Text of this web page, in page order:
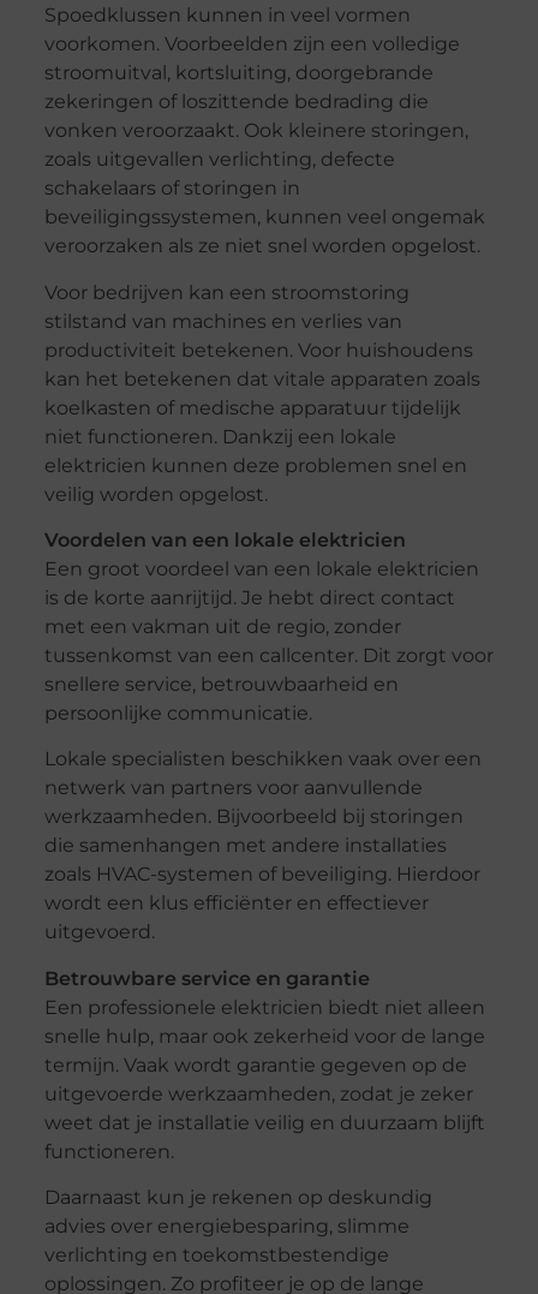
Spoedklussen kunnen in veel vormen
voorkomen. Voorbeelden zijn een volledige
stroomuitval, kortsluiting, doorgebrande
zekeringen of loszittende bedrading die
vonken veroorzaakt. Ook kleinere storingen,
zoals uitgevallen verlichting, defecte
schakelaars of storingen in
beveiligingssystemen, kunnen veel ongemak
veroorzaken als ze niet snel worden opgelost.
Voor bedrijven kan een stroomstoring
stilstand van machines en verlies van
productiviteit betekenen. Voor huishoudens
kan het betekenen dat vitale apparaten zoals
koelkasten of medische apparatuur tijdelijk
niet functioneren. Dankzij een lokale
elektricien kunnen deze problemen snel en
veilig worden opgelost.
Voordelen van een lokale elektricien
Een groot voordeel van een lokale elektricien
is de korte aanrijtijd. Je hebt direct contact
met een vakman uit de regio, zonder
tussenkomst van een callcenter. Dit zorgt voor
snellere service, betrouwbaarheid en
persoonlijke communicatie.
Lokale specialisten beschikken vaak over een
netwerk van partners voor aanvullende
werkzaamheden. Bijvoorbeeld bij storingen
die samenhangen met andere installaties
zoals HVAC-systemen of beveiliging. Hierdoor
wordt een klus efficiënter en effectiever
uitgevoerd.
Betrouwbare service en garantie
Een professionele elektricien biedt niet alleen
snelle hulp, maar ook zekerheid voor de lange
termijn. Vaak wordt garantie gegeven op de
uitgevoerde werkzaamheden, zodat je zeker
weet dat je installatie veilig en duurzaam blijft
functioneren.
Daarnaast kun je rekenen op deskundig
advies over energiebesparing, slimme
verlichting en toekomstbestendige
oplossingen. Zo profiteer je op de lange